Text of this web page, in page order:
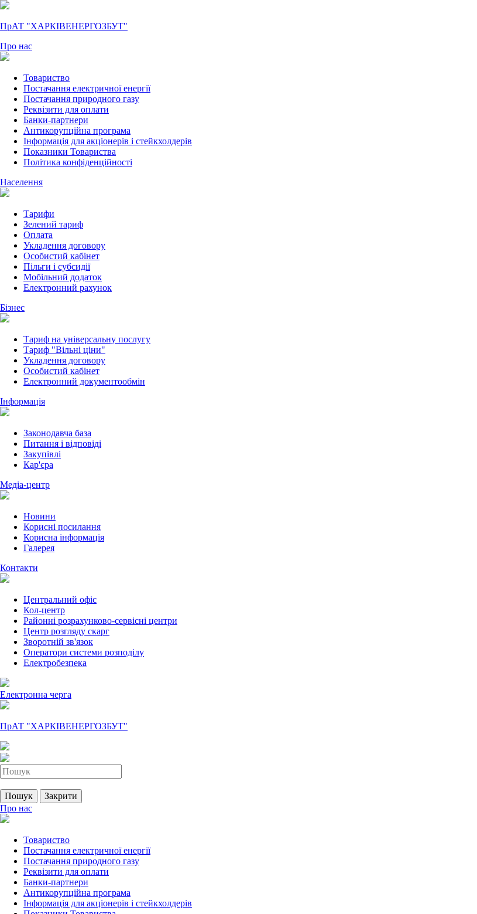
ПрАТ "ХАРКІВЕНЕРГОЗБУТ"
Про нас
Товариство
Постачання електричної енергії
Постачання природного газу
Реквізити для оплати
Банки-партнери
Антикорупційна програма
Інформація для акціонерів і стейкхолдерів
Показники Товариства
Політика конфіденційності
Населення
Тарифи
Зелений тариф
Оплата
Укладення договору
Особистий кабінет
Пільги і субсидії
Мобільний додаток
Електронний рахунок
Бізнес
Тариф на універсальну послугу
Тариф "Вільні ціни"
Укладення договору
Особистий кабінет
Електронний документообмін
Інформація
Законодавча база
Питання і відповіді
Закупівлі
Кар'єра
Медіа-центр
Новини
Корисні посилання
Корисна інформація
Галерея
Контакти
Центральний офіс
Кол-центр
Районні розрахунково-сервісні центри
Центр розгляду скарг
Зворотній зв'язок
Оператори системи розподілу
Електробезпека
Електронна черга
ПрАТ "ХАРКІВЕНЕРГОЗБУТ"
Пошук
Закрити
Про нас
Товариство
Постачання електричної енергії
Постачання природного газу
Реквізити для оплати
Банки-партнери
Антикорупційна програма
Інформація для акціонерів і стейкхолдерів